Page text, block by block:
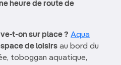
heure de route de
t-on sur place ? Aqua
de loisirs au bord du
toboggan aquatique,